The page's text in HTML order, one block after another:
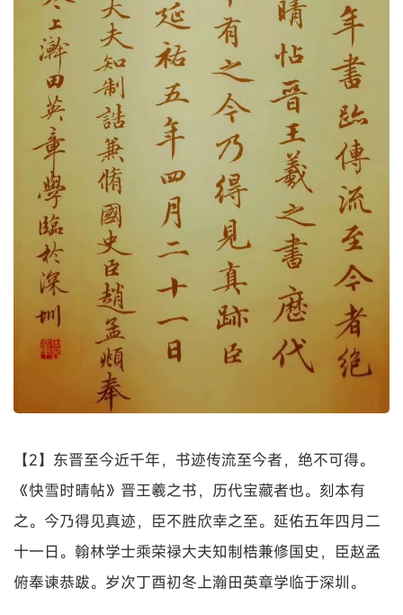
【2】东晋至今近千年，书迹传流至今者，绝不可得。
《快雪时晴帖》晋王羲之书，历代宝藏者也。刻本有
之。今乃得见真迹，臣不胜欣幸之至。延佑五年四月二
十一日。翰林学士乘荣禄大夫知制梏兼修国史，臣赵孟
俯奉谏恭跋。岁次丁酉初冬上瀚田英章学临于深圳。